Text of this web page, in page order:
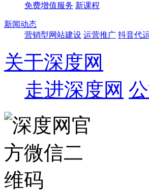
免费增值服务 新课程
新闻动态
营销型网站建设 运营推广 抖音代
关于深度网
走进深度网